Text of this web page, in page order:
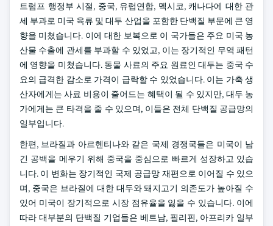
트럼프 행정부 시절, 중국, 유럽연합, 멕시코, 캐나다에 대한 관
세 부과로 미국 육류 및 대두 산업을 포함한 단백질 부문에 큰 영
향을 미쳤습니다. 이에 대한 보복으로 이 국가들은 주요 미국 농
산물 수출에 관세를 부과할 수 있었고, 이는 장기적인 무역 패턴
에 영향을 미쳤습니다. 동물 사료의 주요 원료인 대두는 중국 수
요의 급격한 감소로 가격이 급락할 수 있었습니다. 이는 가축 생
산자에게는 사료 비용이 줄어드는 혜택이 될 수 있지만, 대두 농
가에게는 큰 타격을 줄 수 있으며, 이들은 전체 단백질 공급망의
일부입니다.
한편, 브라질과 아르헨티나와 같은 국제 경쟁국들은 미국이 남
긴 공백을 메우기 위해 중국을 중심으로 빠르게 성장하고 있습
니다. 이 변화는 장기적인 국제 공급망 재편으로 이어질 수 있으
며, 중국은 브라질에 대한 대두와 돼지고기 의존도가 높아질 수
있어 미국이 장기적으로 시장 점유율을 잃을 수 있습니다. 이에
따라 대부분의 단백질 기업들은 베트남, 필리핀, 아프리카 일부